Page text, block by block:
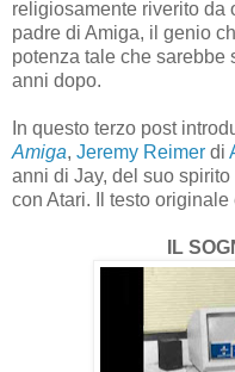
religiosamente riverito da
padre di Amiga, il genio
potenza tale che sarebbe
anni dopo.
In questo terzo post
Amiga, Jeremy Reimer di
anni di Jay, del suo
con Atari. Il testo
IL